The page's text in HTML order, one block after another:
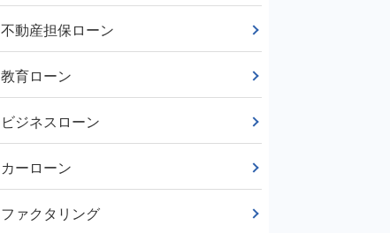
不動産担保ローン
教育ローン
ビジネスローン
カーローン
ファクタリング